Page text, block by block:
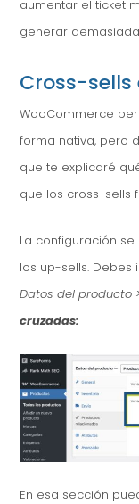
aumentar el ticket
generar
Cross-sells
WooCommerce
forma nativa, pero
que te explicaré
que los cross-sells
La configuración
los up-sells. Debes
Datos del producto
cruzadas:
En esa sección